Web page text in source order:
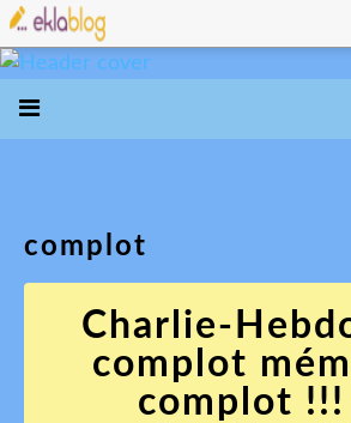
complot
Charlie-
complot
complot !!!